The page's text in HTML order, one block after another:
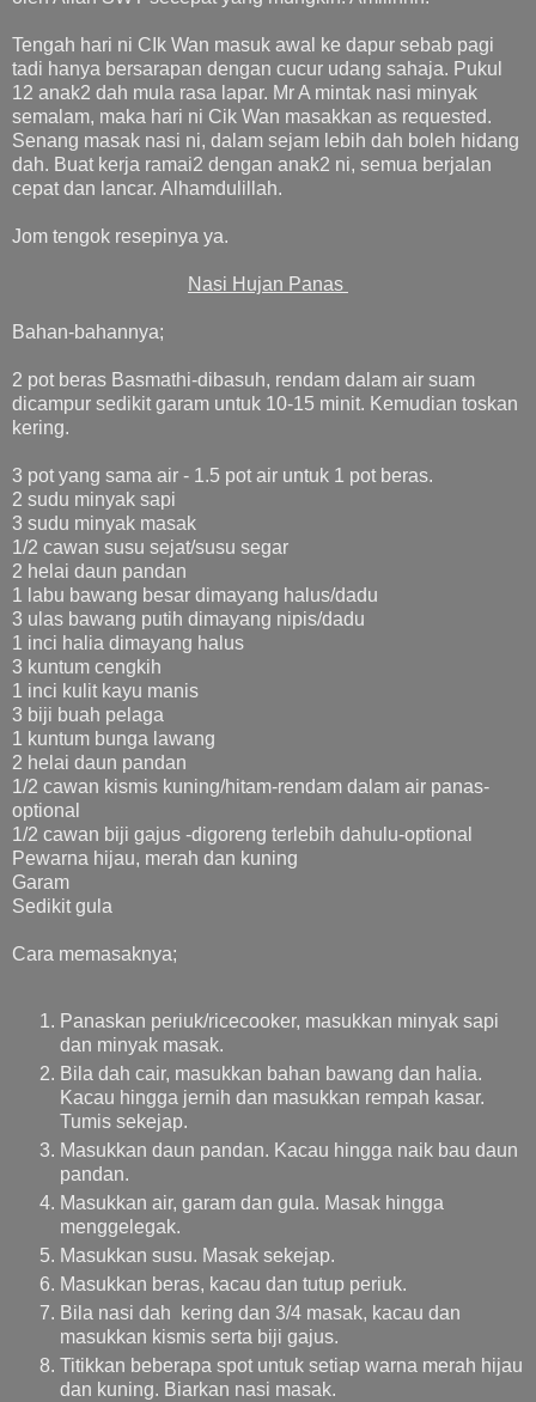
Tengah hari ni CIk Wan masuk awal ke dapur sebab pagi
tadi hanya bersarapan dengan cucur udang sahaja. Pukul
12 anak2 dah mula rasa lapar. Mr A mintak nasi minyak
semalam, maka hari ni Cik Wan masakkan as requested.
Senang masak nasi ni, dalam sejam lebih dah boleh hidang
dah. Buat kerja ramai2 dengan anak2 ni, semua berjalan
cepat dan lancar. Alhamdulillah.
Jom tengok resepinya ya.
Nasi Hujan Panas
Bahan-bahannya;
2 pot beras Basmathi-dibasuh, rendam dalam air suam
dicampur sedikit garam untuk 10-15 minit. Kemudian toskan
kering.
3 pot yang sama air - 1.5 pot air untuk 1 pot beras.
2 sudu minyak sapi
3 sudu minyak masak
1/2 cawan susu sejat/susu segar
2 helai daun pandan
1 labu bawang besar dimayang halus/dadu
3 ulas bawang putih dimayang nipis/dadu
1 inci halia dimayang halus
3 kuntum cengkih
1 inci kulit kayu manis
3 biji buah pelaga
1 kuntum bunga lawang
2 helai daun pandan
1/2 cawan kismis kuning/hitam-rendam dalam air panas-
optional
1/2 cawan biji gajus -digoreng terlebih dahulu-optional
Pewarna hijau, merah dan kuning
Garam
Sedikit gula
Cara memasaknya;
Panaskan periuk/ricecooker, masukkan minyak sapi
dan minyak masak.
Bila dah cair, masukkan bahan bawang dan halia.
Kacau hingga jernih dan masukkan rempah kasar.
Tumis sekejap.
Masukkan daun pandan. Kacau hingga naik bau daun
pandan.
Masukkan air, garam dan gula. Masak hingga
menggelegak.
Masukkan susu. Masak sekejap.
Masukkan beras, kacau dan tutup periuk.
Bila nasi dah kering dan 3/4 masak, kacau dan
masukkan kismis serta biji gajus.
Titikkan beberapa spot untuk setiap warna merah hijau
dan kuning. Biarkan nasi masak.